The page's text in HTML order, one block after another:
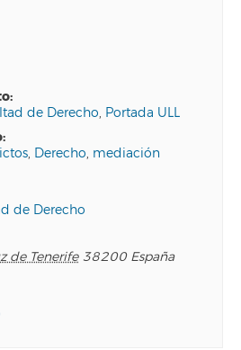
de Derecho, Portada ULL
, Derecho, mediación
de Derecho
de Tenerife 38200 España